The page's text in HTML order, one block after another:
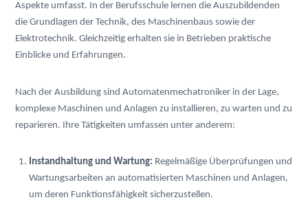
Aspekte umfasst. In der Berufsschule lernen die Auszubildenden
die Grundlagen der Technik, des Maschinenbaus sowie der
Elektrotechnik. Gleichzeitig erhalten sie in Betrieben praktische
Einblicke und Erfahrungen.
Nach der Ausbildung sind Automatenmechatroniker in der Lage,
komplexe Maschinen und Anlagen zu installieren, zu warten und zu
reparieren. Ihre Tätigkeiten umfassen unter anderem:
Instandhaltung und Wartung: Regelmäßige Überprüfungen und
Wartungsarbeiten an automatisierten Maschinen und Anlagen,
um deren Funktionsfähigkeit sicherzustellen.